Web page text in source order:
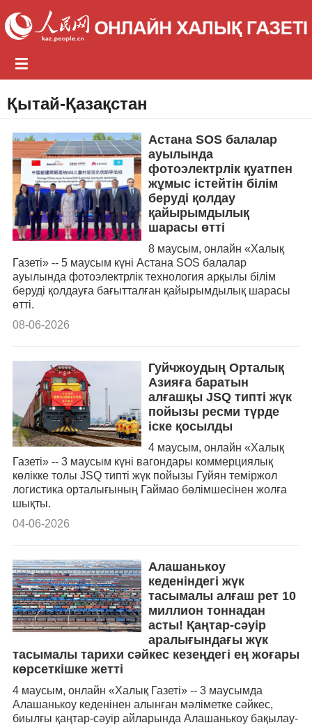
Қытай-Қазақстан
Астана SOS балалар
ауылында
фотоэлектрлік қуатпен
жұмыс істейтін білім
беруді қолдау
қайырымдылық
шарасы өтті
8 маусым, онлайн «Халық
Газеті» -- 5 маусым күні Астана SOS балалар
ауылында фотоэлектрлік технология арқылы білім
беруді қолдауға бағытталған қайырымдылық шарасы
өтті.
08-06-2026
Гуйчжоудың Орталық
Азияға баратын
алғашқы JSQ типті жүк
пойызы ресми түрде
іске қосылды
4 маусым, онлайн «Халық
Газеті» -- 3 маусым күні вагондары коммерциялық
көлікке толы JSQ типті жүк пойызы Гуйян теміржол
логистика орталығының Гаймао бөлімшесінен жолға
шықты.
04-06-2026
Алашанькоу
кеденіндегі жүк
тасымалы алғаш рет 10
миллион тоннадан
асты! Қаңтар-сәуір
аралығындағы жүк
тасымалы тарихи сәйкес кезеңдегі ең жоғары
көрсеткішке жетті
4 маусым, онлайн «Халық Газеті» -- 3 маусымда
Алашанькоу кеденінен алынған мәліметке сәйкес,
биылғы қаңтар-сәуір айларында Алашанькоу бақылау-